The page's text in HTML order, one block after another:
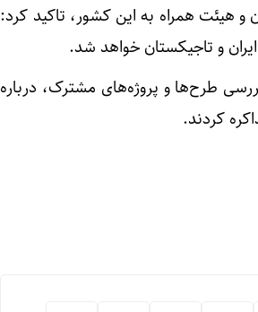
و هیئت همراه به این کشور، تاکید کرد:
و تاجیکستان خواهد شد.
طرح‌ها و پروژه‌های مشترک، درباره
کردند.